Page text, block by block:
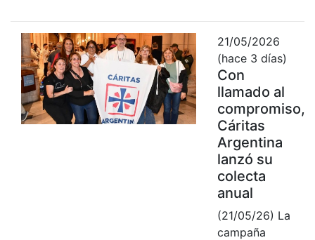
21/05/2026
(hace 3 días)
Con
llamado al
compromiso,
Cáritas
Argentina
lanzó su
colecta
anual
(21/05/26) La
campaña